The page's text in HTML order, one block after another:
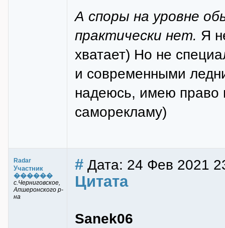
А споры на уровне
практически нет. Я
хватает) Но не
и современными
надеюсь, имею право
саморекламу)
Radar
Участник
������
с.Черниговское,
Апшеронского р-
на
# Дата: 24 Фев 2021
Цитата
Sanek06